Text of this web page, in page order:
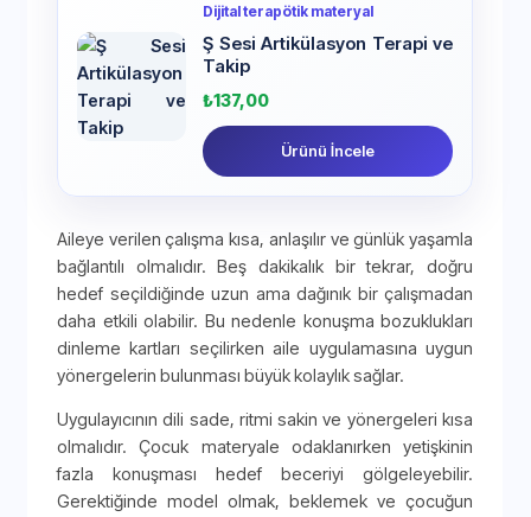
Dijital terapötik materyal
Ş Sesi Artikülasyon Terapi ve
Takip
₺137,00
Ürünü İncele
Aileye verilen çalışma kısa, anlaşılır ve günlük yaşamla
bağlantılı olmalıdır. Beş dakikalık bir tekrar, doğru
hedef seçildiğinde uzun ama dağınık bir çalışmadan
daha etkili olabilir. Bu nedenle konuşma bozuklukları
dinleme kartları seçilirken aile uygulamasına uygun
yönergelerin bulunması büyük kolaylık sağlar.
Uygulayıcının dili sade, ritmi sakin ve yönergeleri kısa
olmalıdır. Çocuk materyale odaklanırken yetişkinin
fazla konuşması hedef beceriyi gölgeleyebilir.
Gerektiğinde model olmak, beklemek ve çocuğun